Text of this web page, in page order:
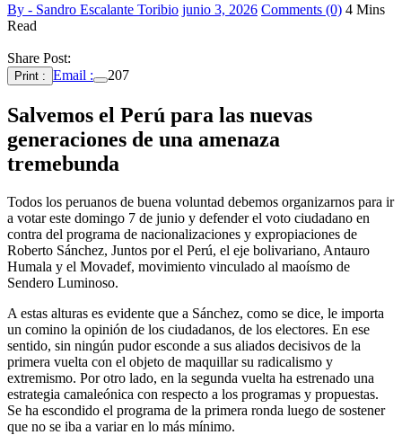
By - Sandro Escalante Toribio junio 3, 2026 Comments (0) 4 Mins
Read
Share Post:
Print : Email : 207
Salvemos el Perú para las nuevas
generaciones de una amenaza
tremebunda
Todos los peruanos de buena voluntad debemos organizarnos para ir
a votar este domingo 7 de junio y defender el voto ciudadano en
contra del programa de nacionalizaciones y expropiaciones de
Roberto Sánchez, Juntos por el Perú, el eje bolivariano, Antauro
Humala y el Movadef, movimiento vinculado al maoísmo de
Sendero Luminoso.
A estas alturas es evidente que a Sánchez, como se dice, le importa
un comino la opinión de los ciudadanos, de los electores. En ese
sentido, sin ningún pudor esconde a sus aliados decisivos de la
primera vuelta con el objeto de maquillar su radicalismo y
extremismo. Por otro lado, en la segunda vuelta ha estrenado una
estrategia camaleónica con respecto a los programas y propuestas.
Se ha escondido el programa de la primera ronda luego de sostener
que no se iba a variar en lo más mínimo.